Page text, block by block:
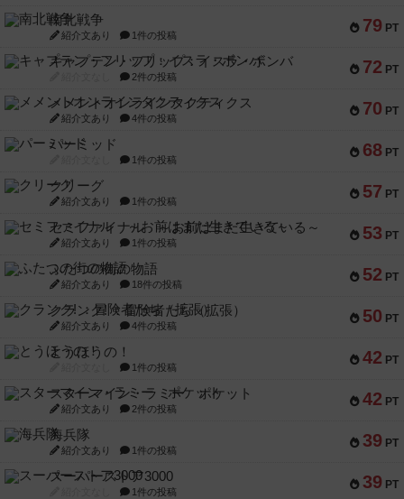
79 PT
南北戦争
紹介文あり 1件の投稿
72 PT
キャプテン・フリップ：イスラ・ボンバ
2件の投稿
70 PT
メメントオンラインタクティクス
紹介文あり 4件の投稿
68 PT
パーミッド
1件の投稿
57 PT
クリーグ
紹介文あり 1件の投稿
53 PT
セミファイナル ～お前はまだ生きている～
紹介文あり 1件の投稿
52 PT
ふたつの街の物語
紹介文あり 18件の投稿
50 PT
クランク! ：冒険者たち（拡張）
紹介文あり 4件の投稿
42 PT
とうほうの！
1件の投稿
42 PT
スターマイン・ラミー ポケット
紹介文あり 2件の投稿
39 PT
海兵隊
紹介文あり 1件の投稿
39 PT
スーパーストア3000
1件の投稿